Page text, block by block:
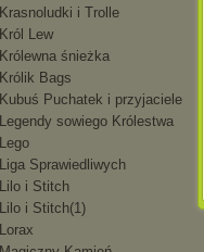
Krasnoludki i Trolle
Król Lew
Królewna śnieżka
Królik Bags
Kubuś Puchatek i przyjaciele
Legendy sowiego Królestwa
Lego
Liga Sprawiedliwych
Lilo i Stitch
Lilo i Stitch(1)
Lorax